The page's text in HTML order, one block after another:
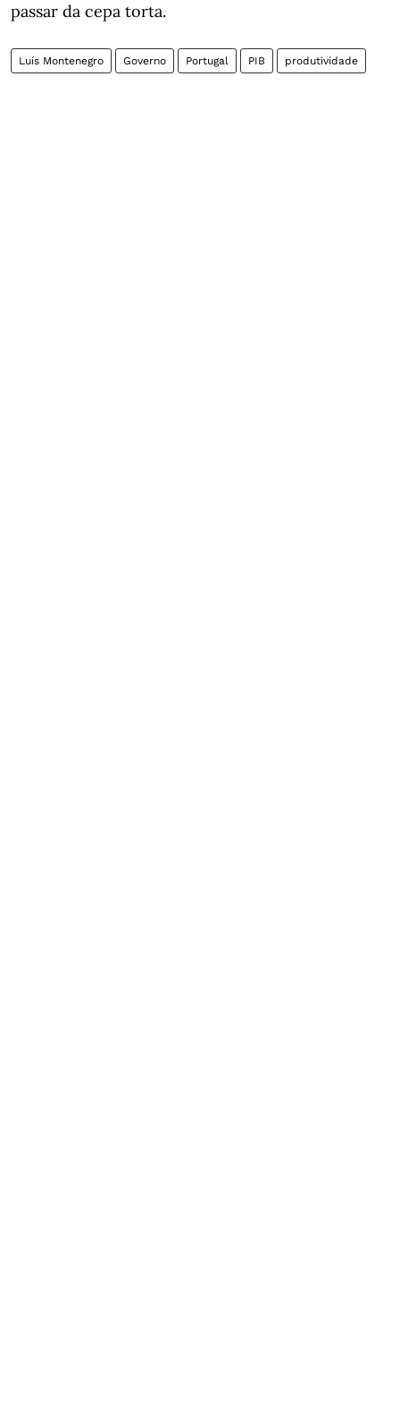
passar da cepa torta.
Luís Montenegro Governo Portugal PIB produtividade